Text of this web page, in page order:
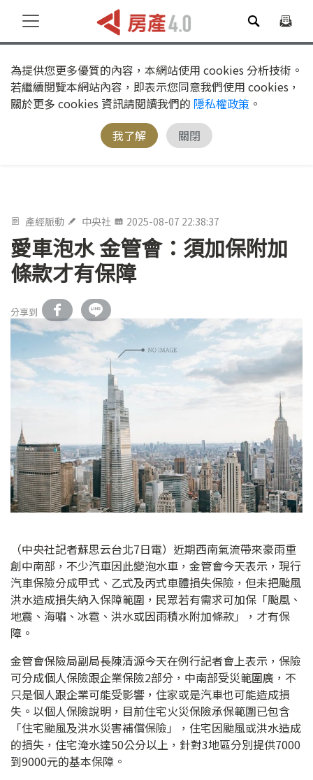
為提供您更多優質的內容，本網站使用 cookies 分析技術。
若繼續閱覽本網站內容，即表示您同意我們使用 cookies，
關於更多 cookies 資訊請閱讀我們的 隱私權政策 。
我了解
關閉
產經脈動 中央社 2025-08-07 22:38:37
愛車泡水 金管會：須加保附加
條款才有保障
分享到
（中央社記者蘇思云台北7日電）近期西南氣流帶來豪雨重
創中南部，不少汽車因此變泡水車，金管會今天表示，現行
汽車保險分成甲式、乙式及丙式車體損失保險，但未把颱風
洪水造成損失納入保障範圍，民眾若有需求可加保「颱風、
地震、海嘯、冰雹、洪水或因雨積水附加條款」，才有保
障。
金管會保險局副局長陳清源今天在例行記者會上表示，保險
可分成個人保險跟企業保險2部分，中南部受災範圍廣，不
只是個人跟企業可能受影響，住家或是汽車也可能造成損
失。以個人保險說明，目前住宅火災保險承保範圍已包含
「住宅颱風及洪水災害補償保險」，住宅因颱風或洪水造成
的損失，住宅淹水達50公分以上，針對3地區分別提供7000
到9000元的基本保障。